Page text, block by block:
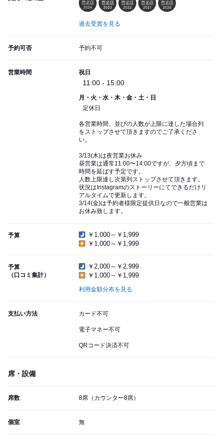
過去受賞を見る
予約可否 予約不可
営業時間 祝日
11:00 - 15:00
月・火・水・木・金・土・日
定休日
各営業時間、並びの人数が上限に達した場合列
をストップさせて頂きますのでご了承くださ
い。
3/13(木)は夜営業お休み
昼営業は通常11:00〜14:00ですが、夕方頃まで
時間を延ばす予定です。
人数上限達し次第列ストップさせて頂きます。
状況はInstagramのストーリーにてできるだけリ
アルタイムで更新します。
3/14(金)は予約者様限定提供日なので一般営業は
お休み致します。
予算
￥1,000～￥1,999
￥1,000～￥1,999
予算
（口コミ集計）
￥2,000～￥2,999
￥1,000～￥1,999
利用金額分布を見る
支払い方法 カード不可
電子マネー不可
QRコード決済不可
席・設備
席数 8席（カウンター8席）
個室 無